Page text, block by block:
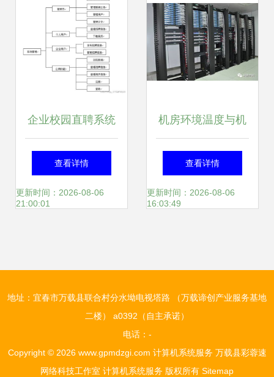
企业校园直聘系统
设计与开发
查看详情
更新时间：2026-08-06
21:00:01
机房环境温度与机
柜散热 构建高效计
算机系统服务的双
查看详情
更新时间：2026-08-06
16:03:49
地址：宜春市万载县联合村分水坳电视塔路 （万载谛创产业服务基地
二楼） a0392（自主承诺）
电话：-
Copyright © 2026 www.gpmdzgi.com 计算机系统服务 万载县彩蓉速
网络科技工作室 计算机系统服务 版权所有 Sitemap